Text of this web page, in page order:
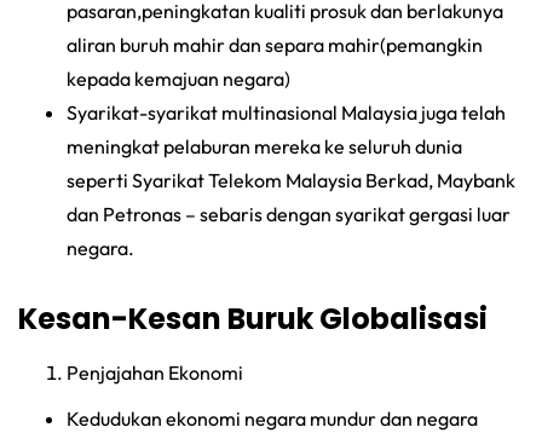
pasaran,peningkatan kualiti prosuk dan berlakunya
aliran buruh mahir dan separa mahir(pemangkin
kepada kemajuan negara)
Syarikat-syarikat multinasional Malaysia juga telah
meningkat pelaburan mereka ke seluruh dunia
seperti Syarikat Telekom Malaysia Berkad, Maybank
dan Petronas – sebaris dengan syarikat gergasi luar
negara.
Kesan-Kesan Buruk Globalisasi
Penjajahan Ekonomi
Kedudukan ekonomi negara mundur dan negara